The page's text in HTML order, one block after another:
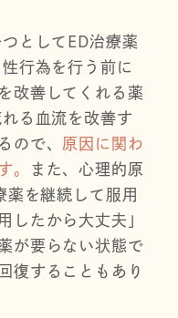
としてED治療薬
行為を行う前に
改善してくれる薬
る血流を改善す
ので、 原因に関わ
。
また、心理的原
薬を継続して服用
したから大丈夫」
が要らない状態で
復することもあり